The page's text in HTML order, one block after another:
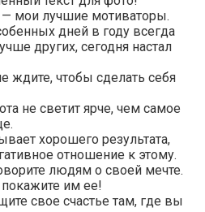
мои лучшие мотиваторы.
дней в году всегда
других, сегодня настал
ждите, чтобы сделать себя
не светит ярче, чем самое
хорошего результата,
отношение к этому.
людям о своей мечте.
покажите им ее!
свое счастье там, где вы